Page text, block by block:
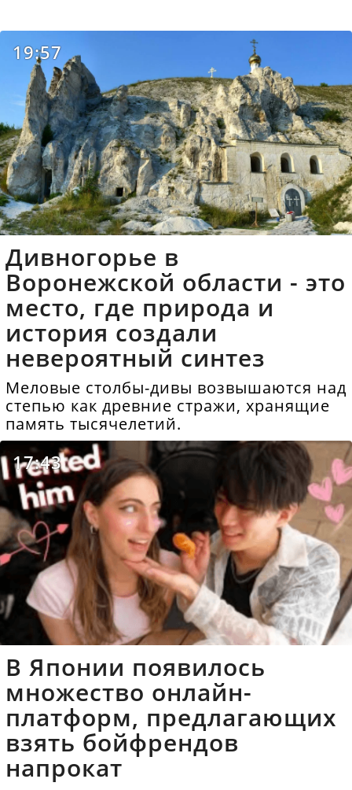
19:57
Дивногорье в
Воронежской области - это
место, где природа и
история создали
невероятный синтез
Меловые столбы-дивы возвышаются над
степью как древние стражи, хранящие
память тысячелетий.
17:43
В Японии появилось
множество онлайн-
платформ, предлагающих
взять бойфрендов
напрокат